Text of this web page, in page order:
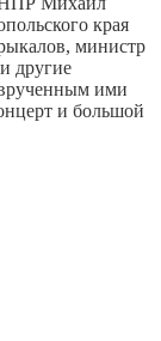
края
министр
другие
ими
и большой